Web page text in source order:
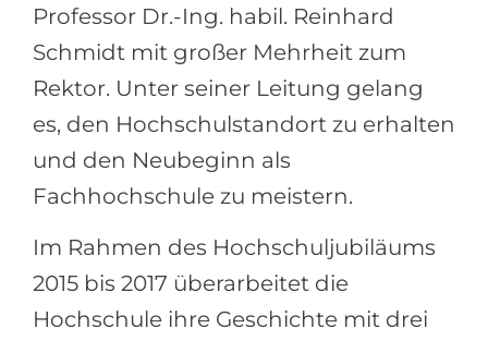
Professor Dr.-Ing. habil. Reinhard
Schmidt mit großer Mehrheit zum
Rektor. Unter seiner Leitung gelang
es, den Hochschulstandort zu erhalten
und den Neubeginn als
Fachhochschule zu meistern.
Im Rahmen des Hochschuljubiläums
2015 bis 2017 überarbeitet die
Hochschule ihre Geschichte mit drei